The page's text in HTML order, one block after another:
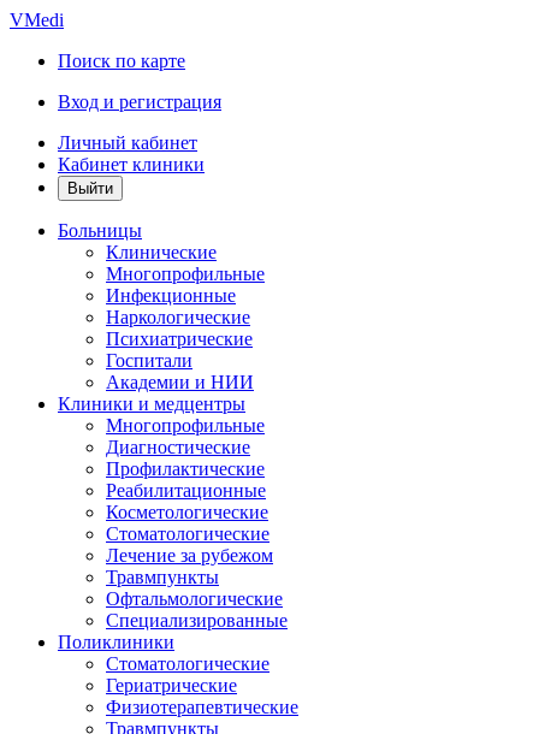
VMedi
Поиск по карте
Вход и регистрация
Личный кабинет
Кабинет клиники
Больницы
Клинические
Многопрофильные
Инфекционные
Наркологические
Психиатрические
Госпитали
Академии и НИИ
Клиники и медцентры
Многопрофильные
Диагностические
Профилактические
Реабилитационные
Косметологические
Стоматологические
Лечение за рубежом
Травмпункты
Офтальмологические
Специализированные
Поликлиники
Стоматологические
Гериатрические
Физиотерапевтические
Травмпункты